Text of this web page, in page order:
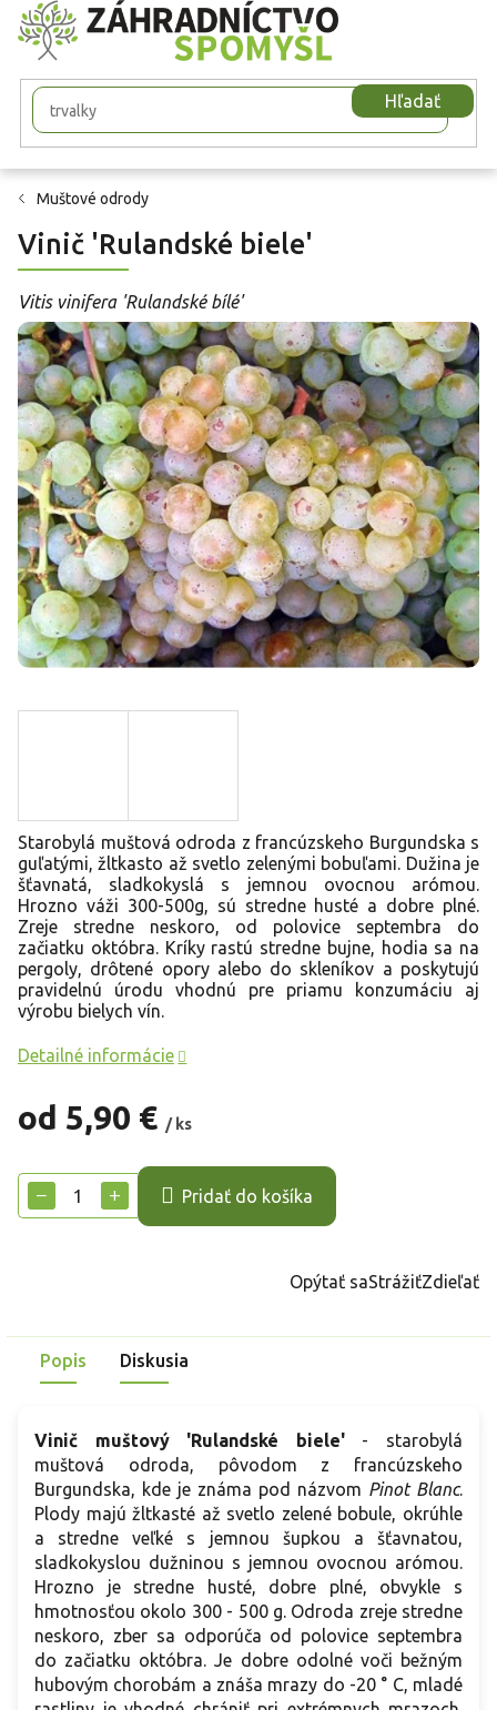
Prejsť
na
obsah
Hľadať
Muštové odrody
Vinič 'Rulandské biele'
Vitis vinifera 'Rulandské bílé'
od 5,90 € / ks
cena:
+
− Pridať do košíka
Starobylá muštová odroda z francúzskeho Burgundska s
guľatými, žltkasto až svetlo zelenými bobuľami. Dužina je
šťavnatá, sladkokyslá s jemnou ovocnou arómou.
Hrozno váži 300-500g, sú stredne husté a dobre plné.
Zreje stredne neskoro, od polovice septembra do
začiatku októbra. Kríky rastú stredne bujne, hodia sa na
pergoly, drôtené opory alebo do skleníkov a poskytujú
pravidelnú úrodu vhodnú pre priamu konzumáciu aj
výrobu bielych vín.
Detailné informácie
Opýtať saStrážiťZdieľať
Popis Diskusia
Vinič muštový 'Rulandské biele'- starobylá
muštová odroda, pôvodom z francúzskeho
Burgundska, kde je známa pod názvom Pinot Blanc.
Plody majú žltkasté až svetlo zelené bobule, okrúhle
a stredne veľké s jemnou šupkou a šťavnatou,
sladkokyslou dužninou s jemnou ovocnou arómou.
Hrozno je stredne husté, dobre plné, obvykle s
hmotnosťou okolo 300 - 500 g. Odroda zreje stredne
neskoro, zber sa odporúča od polovice septembra
do začiatku októbra. Je dobre odolné voči bežným
hubovým chorobám a znáša mrazy do -20 ° C, mladé